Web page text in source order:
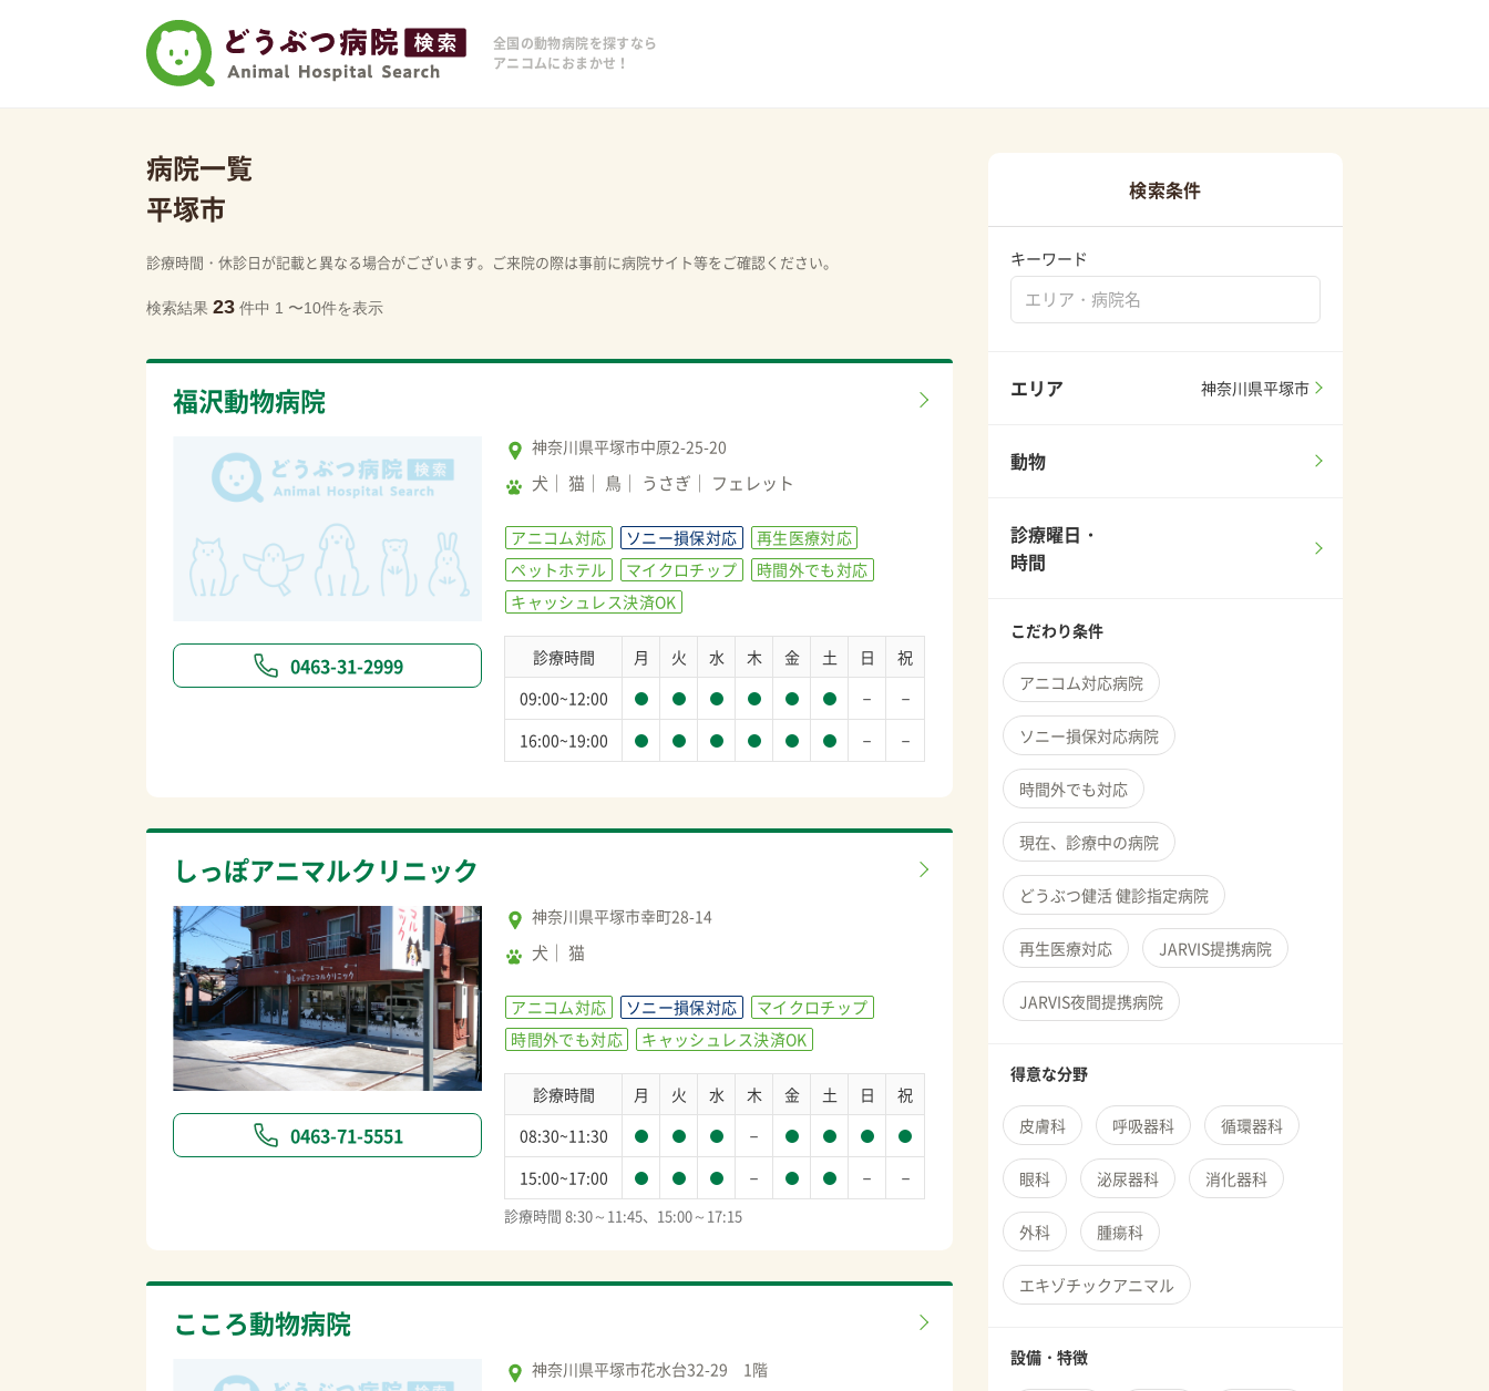
全国の動物病院を探すなら
アニコムにおまかせ！
病院一覧
平塚市
診療時間・休診日が記載と異なる場合がございます。ご来院の際は事前に病院サイト等をご確認ください。
検索結果 23 件中 1 〜10件を表示
福沢動物病院
0463-31-2999
神奈川県平塚市中原2-25-20
犬 猫 鳥 うさぎ フェレット
アニコム対応 ソニー損保対応
再生医療対応
ペットホテル
マイクロチップ
時間外でも対応
キャッシュレス決済OK
診療時間 月 火 水 木 金 土 日
祝
09:00~12:00
－ －
16:00~19:00 － －
しっぽアニマルクリニック
0463-71-5551
神奈川県平塚市幸町28-14
犬 猫
アニコム対応 ソニー損保対応
マイクロチップ
時間外でも対応
キャッシュレス決済OK
診療時間 月 火 水 木 金 土 日
祝
08:30~11:30
－
15:00~17:00 － － －
診療時間 8:30～11:45、15:00～17:15
こころ動物病院
神奈川県平塚市花水台32-29 1階
検索条件
キーワード
エリア 神奈川県平塚市
動物
診療曜日・
時間
こだわり条件
アニコム対応病院
ソニー損保対応病院
時間外でも対応
現在、診療中の病院
どうぶつ健活 健診指定病院
再生医療対応 JARVIS提携病院
JARVIS夜間提携病院
得意な分野
皮膚科 呼吸器科 循環器科
眼科 泌尿器科 消化器科
外科 腫瘍科
エキゾチックアニマル
設備・特徴